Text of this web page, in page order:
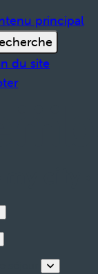
principal
du site